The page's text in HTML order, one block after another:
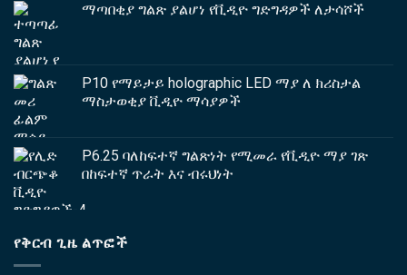
ማጣበቂያ ግልጽ ያልሆነ የቪዲዮ ግድግዳዎች ለታሳሾች
P10 የማይታይ holographic LED ማያ ለ ክሪስታል
ማስታወቂያ ቪዲዮ ማሳያዎች
P6.25 ባለከፍተኛ ግልጽነት የሚመራ የቪዲዮ ማያ ገጽ
በከፍተኛ ጥራት እና ብሩህነት
የቅርብ ጊዜ ልጥፎች